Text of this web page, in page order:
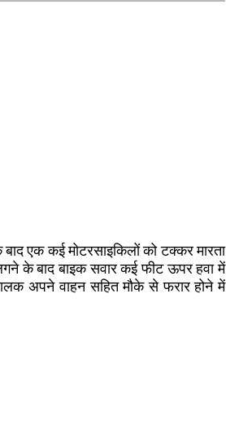
एक कई मोटरसाइकिलों को टक्कर मारता
के बाद बाइक सवार कई फीट ऊपर हवा में
अपने वाहन सहित मौके से फरार होने में